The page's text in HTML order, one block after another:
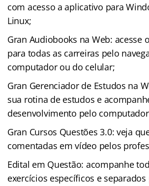
com acesso a aplicativo para
Linux;
Gran Audiobooks na Web: acesse
para todas as carreiras pelo
computador ou do celular;
Gran Gerenciador de Estudos na
sua rotina de estudos e
desenvolvimento pelo
Gran Cursos Questões 3.0: veja
comentadas em vídeo pelos
Edital em Questão: acompanhe
exercícios específicos e